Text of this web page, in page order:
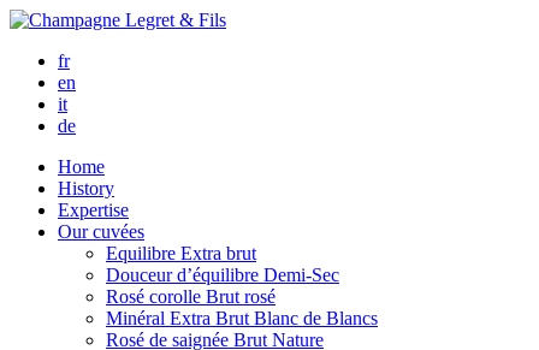
fr
en
it
de
Home
History
Expertise
Our cuvées
Equilibre Extra brut
Douceur d’équilibre Demi-Sec
Rosé corolle Brut rosé
Minéral Extra Brut Blanc de Blancs
Rosé de saignée Brut Nature